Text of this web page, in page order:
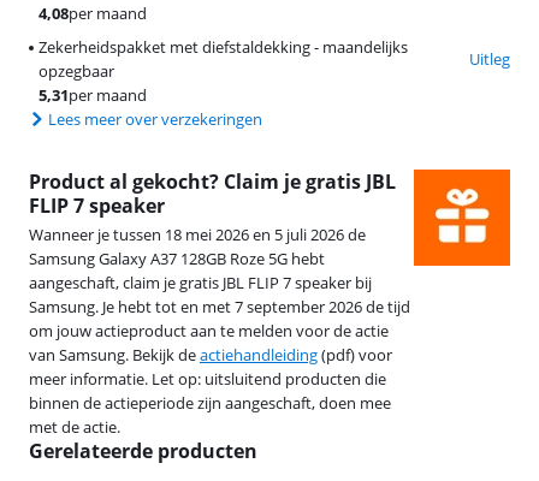
4,08per maand
Zekerheidspakket met diefstaldekking - maandelijks
opzegbaar
Uitleg
5,31per maand
Lees meer over verzekeringen
Product al gekocht? Claim je gratis JBL
FLIP 7 speaker
Wanneer je tussen 18 mei 2026 en 5 juli 2026 de
Samsung Galaxy A37 128GB Roze 5G hebt
aangeschaft, claim je gratis JBL FLIP 7 speaker bij
Samsung. Je hebt tot en met 7 september 2026 de tijd
om jouw actieproduct aan te melden voor de actie
van Samsung. Bekijk deactiehandleiding(pdf) voor
meer informatie. Let op: uitsluitend producten die
binnen de actieperiode zijn aangeschaft, doen mee
met de actie.
Gerelateerde producten